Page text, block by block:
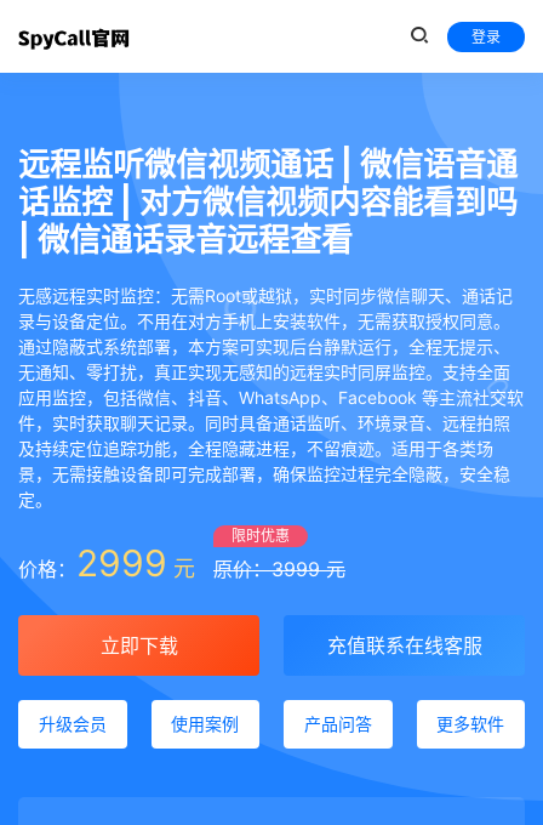
登录
远程监听微信视频通话 | 微信语音通
话监控 | 对方微信视频内容能看到吗
| 微信通话录音远程查看
无感远程实时监控：无需Root或越狱，实时同步微信聊天、通话记
录与设备定位。不用在对方手机上安装软件，无需获取授权同意。
通过隐蔽式系统部署，本方案可实现后台静默运行，全程无提示、
无通知、零打扰，真正实现无感知的远程实时同屏监控。支持全面
应用监控，包括微信、抖音、WhatsApp、Facebook 等主流社交软
件，实时获取聊天记录。同时具备通话监听、环境录音、远程拍照
及持续定位追踪功能，全程隐藏进程，不留痕迹。适用于各类场
景，无需接触设备即可完成部署，确保监控过程完全隐蔽，安全稳
定。
价格： 2999 元
限时优惠
原价：3999 元
立即下载 充值联系在线客服
升级会员 使用案例 产品问答 更多软件